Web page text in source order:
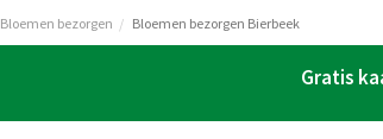
Bloemen bezorgen Bloemen bezorgen Bierbeek
Gratis